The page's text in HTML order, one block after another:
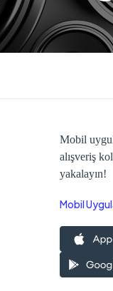
Mobil
alışveriş
yakalayın!
Mobil